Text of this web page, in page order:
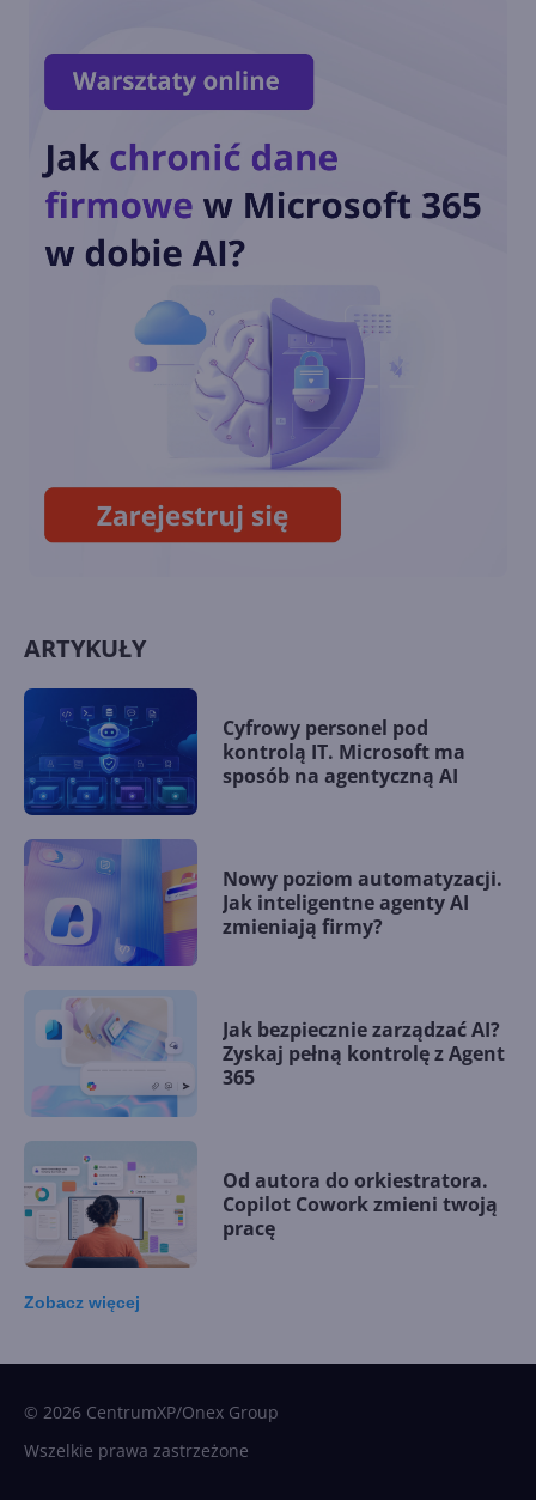
EU Data Boundary
ukończone. Dane klientów
Microsoft pozostaną w
Europie
OpenAI o3-mini dostępny w
Copilot
Coldplay i Microsoft AI
pozwalają fanom remiksować
'A Film For The Future'
ARTYKUŁY
Cyfrowy personel pod
kontrolą IT. Microsoft ma
sposób na agentyczną AI
Nowy poziom automatyzacji.
Jak inteligentne agenty AI
zmieniają firmy?
Jak bezpiecznie zarządzać AI?
Zyskaj pełną kontrolę z Agent
365
Od autora do orkiestratora.
Copilot Cowork zmieni twoją
pracę
Zobacz więcej
© 2026 CentrumXP/Onex Group
Wszelkie prawa zastrzeżone